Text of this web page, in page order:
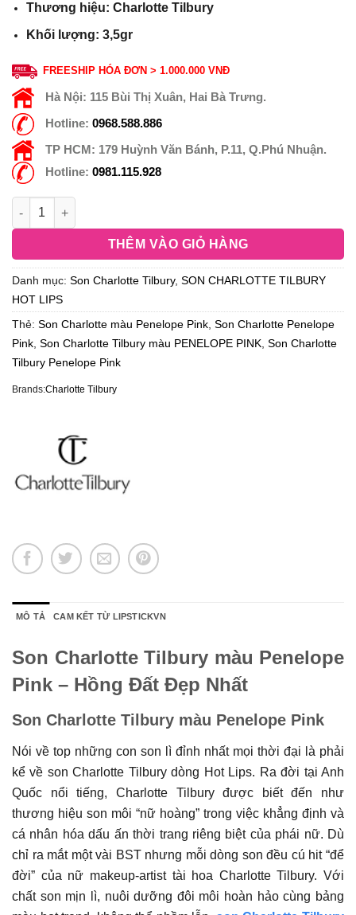
Thương hiệu: Charlotte Tilbury
Khối lượng: 3,5gr
FREESHIP HÓA ĐƠN > 1.000.000 VNĐ
Hà Nội: 115 Bùi Thị Xuân, Hai Bà Trưng.
Hotline: 0968.588.886
TP HCM: 179 Huỳnh Văn Bánh, P.11, Q.Phú Nhuận.
Hotline: 0981.115.928
THÊM VÀO GIỎ HÀNG
Danh mục: Son Charlotte Tilbury, SON CHARLOTTE TILBURY
HOT LIPS
Thẻ: Son Charlotte màu Penelope Pink Son Charlotte Penelope
Pink Son Charlotte Tilbury màu PENELOPE PINK Son Charlotte
Tilbury Penelope Pink
Brands:Charlotte Tilbury
MÔ TẢ CAM KẾT TỪ LIPSTICKVN
Son Charlotte Tilbury màu Penelope
Pink – Hồng Đất Đẹp Nhất
Son Charlotte Tilbury màu Penelope Pink
Nói về top những con son lì đỉnh nhất mọi thời đại là phải
kể về son Charlotte Tilbury dòng Hot Lips. Ra đời tại Anh
Quốc nổi tiếng, Charlotte Tilbury được biết đến như
thương hiệu son môi “nữ hoàng” trong việc khẳng định và
cá nhân hóa dấu ấn thời trang riêng biệt của phái nữ. Dù
chỉ ra mắt một vài BST nhưng mỗi dòng son đều cú hit “để
đời” của nữ makeup-artist tài hoa Charlotte Tilbury. Với
chất son mịn lì, nuôi dưỡng đôi môi hoàn hảo cùng bảng